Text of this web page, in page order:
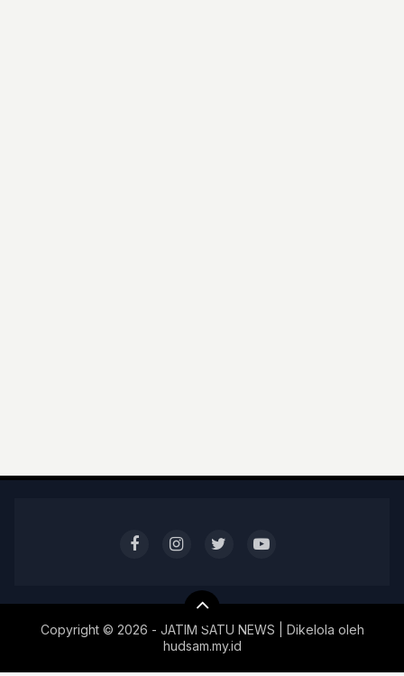
Copyright © 2026 - JATIM SATU NEWS | Dikelola oleh
hudsam.my.id